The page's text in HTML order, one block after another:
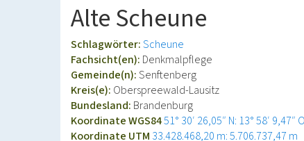
Alte Scheune
Schlagwörter:Scheune
Fachsicht(en): Denkmalpflege
Gemeinde(n):Senftenberg
Kreis(e): Oberspreewald-Lausitz
Bundesland: Brandenburg
Koordinate WGS8451° 30′ 26,05″ N: 13° 58′ 9,47″ O
Koordinate UTM 33.428.468,20 m: 5.706.737,47 m